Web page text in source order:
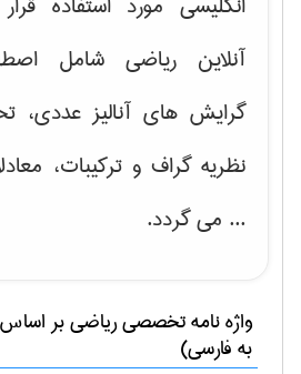
آنلاین ریاضی شامل
گرایش های آنالیز عددی،
نظریه گراف و تركیبات،
... می گردد.
واژه نامه تخصصیرياضیبر
به فارسی)